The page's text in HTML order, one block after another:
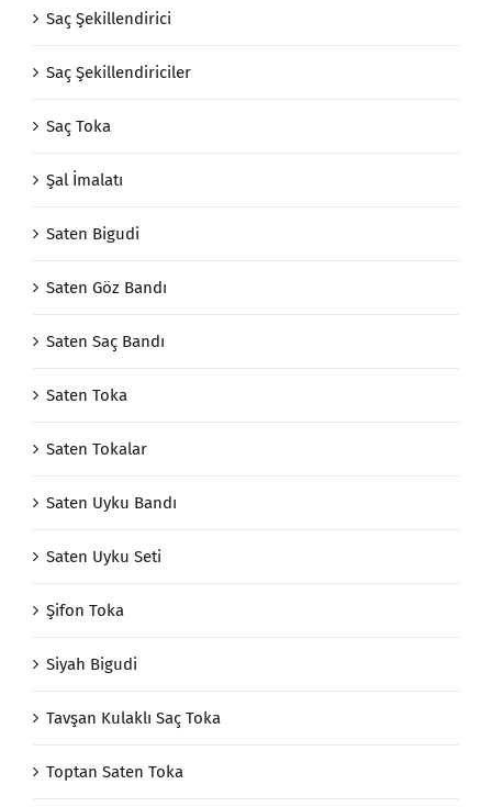
Saç Şekillendirici
Saç Şekillendiriciler
Saç Toka
Şal İmalatı
Saten Bigudi
Saten Göz Bandı
Saten Saç Bandı
Saten Toka
Saten Tokalar
Saten Uyku Bandı
Saten Uyku Seti
Şifon Toka
Siyah Bigudi
Tavşan Kulaklı Saç Toka
Toptan Saten Toka